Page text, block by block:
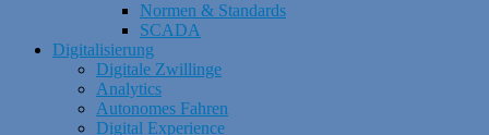
Normen & Standards
SCADA
Digitalisierung
Digitale Zwillinge
Analytics
Autonomes Fahren
Digital Experience